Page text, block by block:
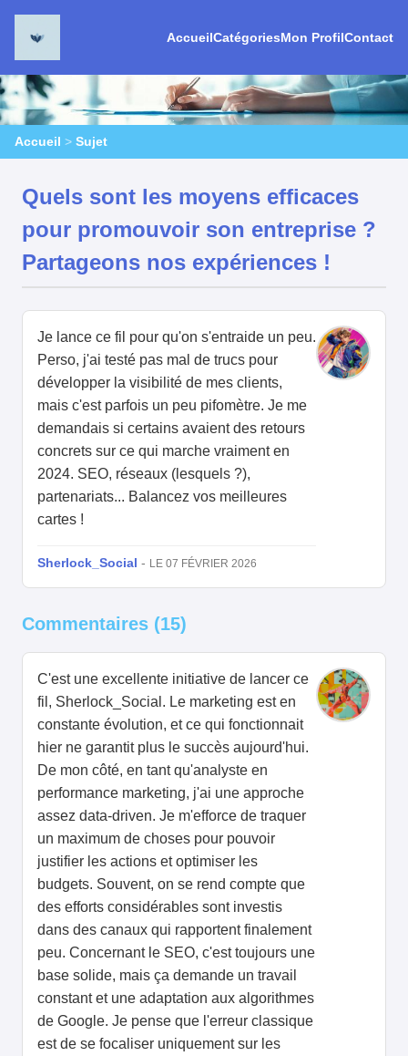
AccueilCatégoriesMon ProfilContact
Accueil > Sujet
Quels sont les moyens efficaces
pour promouvoir son entreprise ?
Partageons nos expériences !
Je lance ce fil pour qu'on s'entraide un peu.
Perso, j'ai testé pas mal de trucs pour
développer la visibilité de mes clients,
mais c'est parfois un peu pifomètre. Je me
demandais si certains avaient des retours
concrets sur ce qui marche vraiment en
2024. SEO, réseaux (lesquels ?),
partenariats... Balancez vos meilleures
cartes !
Sherlock_Social - LE 07 FÉVRIER 2026
Commentaires (15)
C'est une excellente initiative de lancer ce
fil, Sherlock_Social. Le marketing est en
constante évolution, et ce qui fonctionnait
hier ne garantit plus le succès aujourd'hui.
De mon côté, en tant qu'analyste en
performance marketing, j'ai une approche
assez data-driven. Je m'efforce de traquer
un maximum de choses pour pouvoir
justifier les actions et optimiser les
budgets. Souvent, on se rend compte que
des efforts considérables sont investis
dans des canaux qui rapportent finalement
peu. Concernant le SEO, c'est toujours une
base solide, mais ça demande un travail
constant et une adaptation aux algorithmes
de Google. Je pense que l'erreur classique
est de se focaliser uniquement sur les